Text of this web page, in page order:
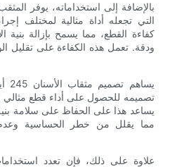
التي تجعله أداة مثالية لمختلف
كفاءة القطع، مما يسمح بإزالة بنية
ودقة. تعمل هذه الكفاءة على تقليل
تصميمه للحصول على أداء قطع مثالي
يساعد هذا على الحفاظ على سلامة
مما يقلل من خطر الحساسية وعدم